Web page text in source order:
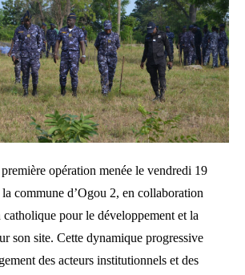
opération menée le vendredi 19
commune d’Ogou 2, en collaboration
catholique pour le développement et la
son site. Cette dynamique progressive
des acteurs institutionnels et des